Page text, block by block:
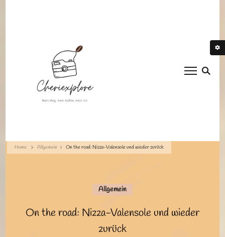
Home Allgemein On the road: Nizza-Valensole und wieder zurück
Allgemein
On the road: Nizza-Valensole und wieder
zurück